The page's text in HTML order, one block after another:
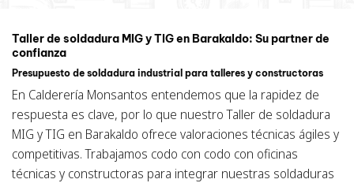
Taller de soldadura MIG y TIG en Barakaldo: Su partner de
confianza
Presupuesto de soldadura industrial para talleres y constructoras
En Calderería Monsantos entendemos que la rapidez de
respuesta es clave, por lo que nuestro Taller de soldadura
MIG y TIG en Barakaldo ofrece valoraciones técnicas ágiles y
competitivas. Trabajamos codo con codo con oficinas
técnicas y constructoras para integrar nuestras soldaduras